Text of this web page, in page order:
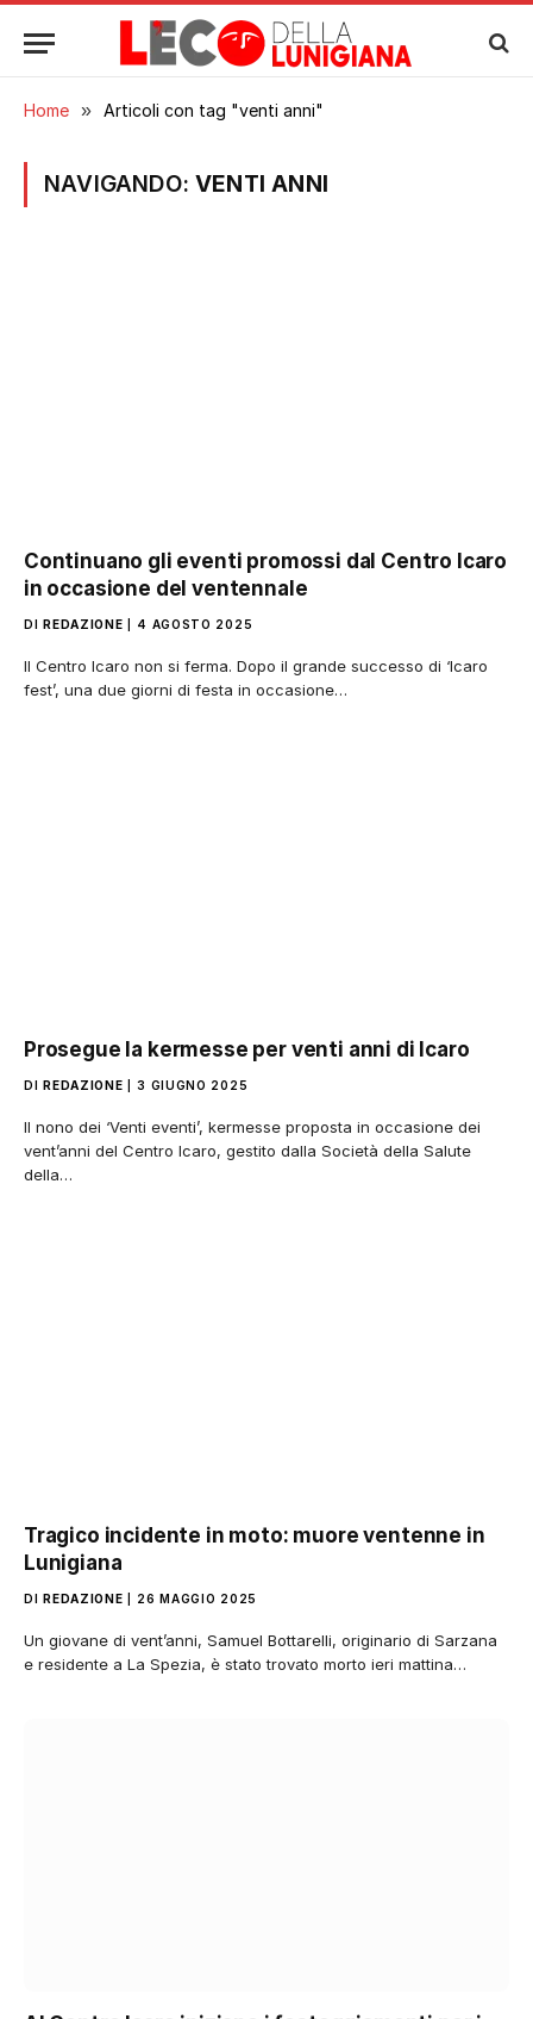
Home » Articoli con tag "venti anni"
NAVIGANDO:VENTI ANNI
Continuano gli eventi promossi dal Centro Icaro
in occasione del ventennale
DI REDAZIONE 4 AGOSTO 2025
Il Centro Icaro non si ferma. Dopo il grande successo di ‘Icaro
fest’, una due giorni di festa in occasione…
Prosegue la kermesse per venti anni di Icaro
DI REDAZIONE 3 GIUGNO 2025
Il nono dei ‘Venti eventi’, kermesse proposta in occasione dei
vent’anni del Centro Icaro, gestito dalla Società della Salute
della…
Tragico incidente in moto: muore ventenne in
Lunigiana
DI REDAZIONE 26 MAGGIO 2025
Un giovane di vent’anni, Samuel Bottarelli, originario di Sarzana
e residente a La Spezia, è stato trovato morto ieri mattina…